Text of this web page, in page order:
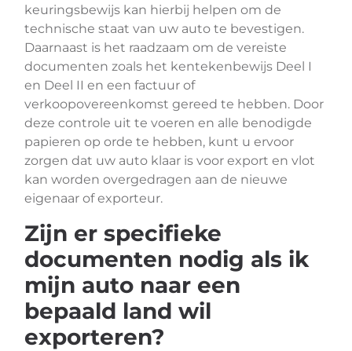
keuringsbewijs kan hierbij helpen om de
technische staat van uw auto te bevestigen.
Daarnaast is het raadzaam om de vereiste
documenten zoals het kentekenbewijs Deel I
en Deel II en een factuur of
verkoopovereenkomst gereed te hebben. Door
deze controle uit te voeren en alle benodigde
papieren op orde te hebben, kunt u ervoor
zorgen dat uw auto klaar is voor export en vlot
kan worden overgedragen aan de nieuwe
eigenaar of exporteur.
Zijn er specifieke
documenten nodig als ik
mijn auto naar een
bepaald land wil
exporteren?